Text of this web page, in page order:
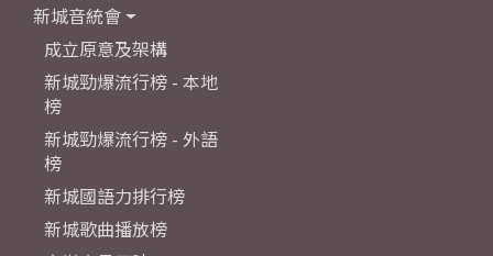
新城音統會
成立原意及架構
新城勁爆流行榜 - 本地
榜
新城勁爆流行榜 - 外語
榜
新城國語力排行榜
新城歌曲播放榜